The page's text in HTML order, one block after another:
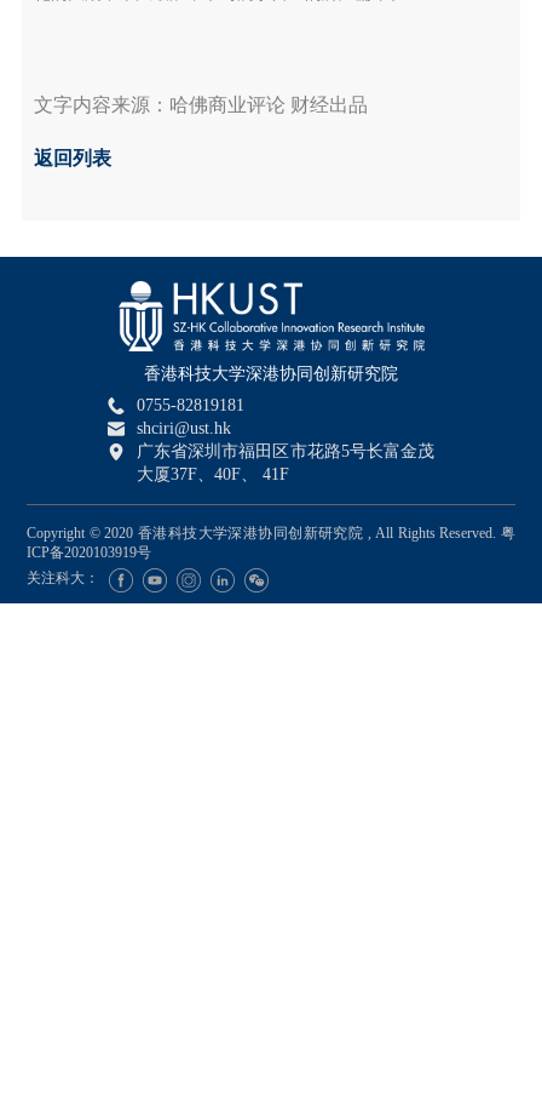
文字内容来源：哈佛商业评论 财经出品
返回列表
香港科技大学深港协同创新研究院
0755-82819181
shciri@ust.hk
广东省深圳市福田区市花路5号长富金茂
大厦37F、40F、 41F
Copyright © 2020 香港科技大学深港协同创新研究院 , All Rights Reserved. 粤
ICP备2020103919号
关注科大：